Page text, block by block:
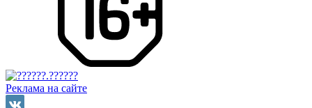
Реклама на сайте